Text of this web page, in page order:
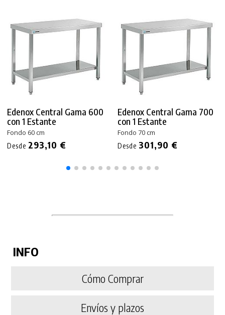
Edenox Central Gama 600
con 1 Estante
Fondo 60 cm
Desde 293,10 €
Edenox Central Gama 700
con 1 Estante
Fondo 70 cm
Desde 301,90 €
INFO
Cómo Comprar
Envíos y plazos